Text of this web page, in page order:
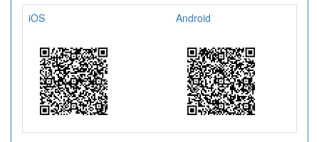
iOS Android